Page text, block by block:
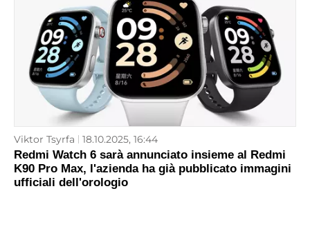
Viktor Tsyrfa 18.10.2025, 16:44
Redmi Watch 6 sarà annunciato insieme al Redmi
K90 Pro Max, l'azienda ha già pubblicato immagini
ufficiali dell'orologio